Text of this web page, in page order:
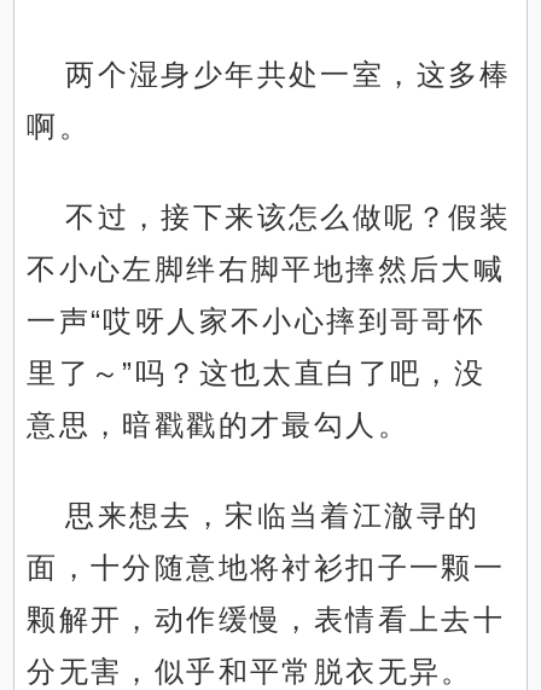
两个湿身少年共处一室，这多棒
啊。
不过，接下来该怎么做呢？假装
不小心左脚绊右脚平地摔然后大喊
一声“哎呀人家不小心摔到哥哥怀
里了～”吗？这也太直白了吧，没
意思，暗戳戳的才最勾人。
思来想去，宋临当着江澈寻的
面，十分随意地将衬衫扣子一颗一
颗解开，动作缓慢，表情看上去十
分无害，似乎和平常脱衣无异。